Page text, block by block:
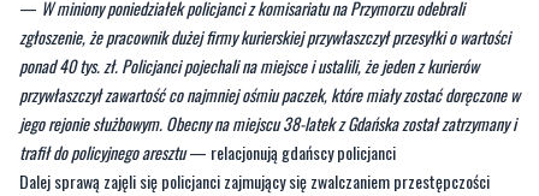
swój adres paczki. Mężczyzna dopuścił się przestępstw w warunkach recydywy,
dlatego kara więzienia może zostać zwiększona dodatkowo o połowę. 38- latek
był już karany za podobne przestępstwa.
—W miniony poniedziałek policjanci z komisariatu na Przymorzu odebrali
zgłoszenie, że pracownik dużej firmy kurierskiej przywłaszczył przesyłki o wartości
ponad 40 tys. zł. Policjanci pojechali na miejsce i ustalili, że jeden z kurierów
przywłaszczył zawartość co najmniej ośmiu paczek, które miały zostać doręczone w